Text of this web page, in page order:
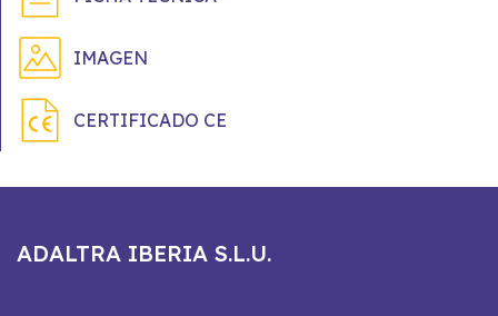
IMAGEN
CERTIFICADO CE
ADALTRA IBERIA S.L.U.